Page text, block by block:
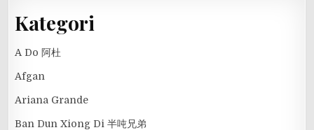
Kategori
A Do 阿杜
Afgan
Ariana Grande
Ban Dun Xiong Di 半吨兄弟